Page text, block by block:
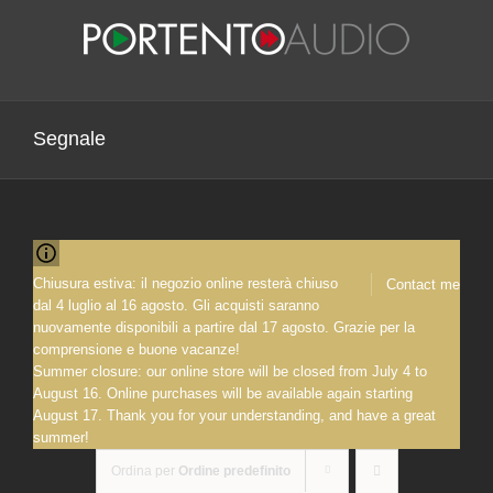
Segnale
Contact me
Chiusura estiva: il negozio online resterà chiuso
dal 4 luglio al 16 agosto. Gli acquisti saranno
nuovamente disponibili a partire dal 17 agosto. Grazie per la
comprensione e buone vacanze!
Summer closure: our online store will be closed from July 4 to
August 16. Online purchases will be available again starting
August 17. Thank you for your understanding, and have a great
summer!
Ordina per Ordine predefinito